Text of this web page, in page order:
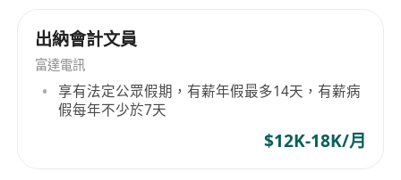
出納會計文員
富達電訊
享有法定公眾假期，有薪年假最多14天，有薪病
假每年不少於7天
$12K-18K/月